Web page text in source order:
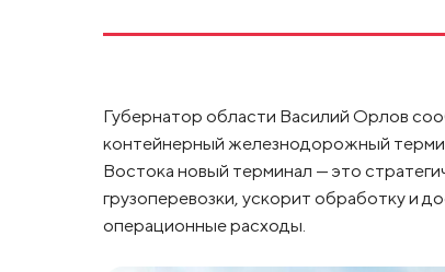
Губернатор области Василий Орлов
контейнерный железнодорожный
Востока новый терминал — это
грузоперевозки, ускорит обработку и
операционные расходы.